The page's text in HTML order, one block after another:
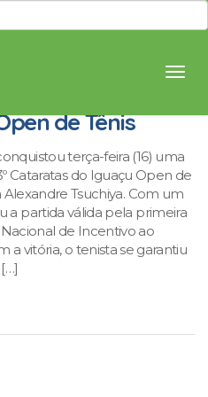
vaga no 3º
de Tênis
terça-feira (16) uma
Cataratas do Iguaçu Open de
Tsuchiya. Com um
a partida válida pela primeira
de Incentivo ao
a vitória, o tenista se garantiu
[…]